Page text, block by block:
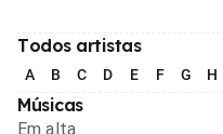
Todos artistas
A B C D E F G H
Músicas
Em alta